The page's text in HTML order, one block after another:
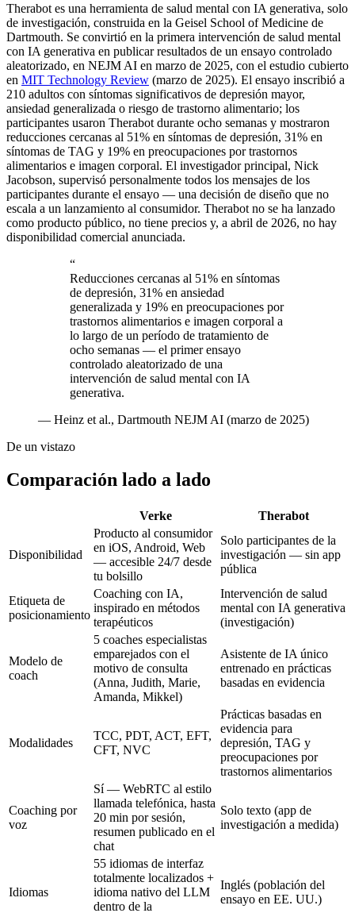
Therabot es una herramienta de salud mental con IA generativa, solo
de investigación, construida en la Geisel School of Medicine de
Dartmouth. Se convirtió en la primera intervención de salud mental
con IA generativa en publicar resultados de un ensayo controlado
aleatorizado, en NEJM AI en marzo de 2025, con el estudio cubierto
en MIT Technology Review (marzo de 2025). El ensayo inscribió a
210 adultos con síntomas significativos de depresión mayor,
ansiedad generalizada o riesgo de trastorno alimentario; los
participantes usaron Therabot durante ocho semanas y mostraron
reducciones cercanas al 51% en síntomas de depresión, 31% en
síntomas de TAG y 19% en preocupaciones por trastornos
alimentarios e imagen corporal. El investigador principal, Nick
Jacobson, supervisó personalmente todos los mensajes de los
participantes durante el ensayo — una decisión de diseño que no
escala a un lanzamiento al consumidor. Therabot no se ha lanzado
como producto público, no tiene precios y, a abril de 2026, no hay
disponibilidad comercial anunciada.
“
Reducciones cercanas al 51% en síntomas
de depresión, 31% en ansiedad
generalizada y 19% en preocupaciones por
trastornos alimentarios e imagen corporal a
lo largo de un período de tratamiento de
ocho semanas — el primer ensayo
controlado aleatorizado de una
intervención de salud mental con IA
generativa.
— Heinz et al., Dartmouth NEJM AI (marzo de 2025)
De un vistazo
Comparación lado a lado
Verke Therabot
Disponibilidad
Producto al consumidor
en iOS, Android, Web
— accesible 24/7 desde
tu bolsillo
Solo participantes de la
investigación — sin app
pública
Etiqueta de
posicionamiento
Coaching con IA,
inspirado en métodos
terapéuticos
Intervención de salud
mental con IA generativa
(investigación)
Modelo de
coach
5 coaches especialistas
emparejados con el
motivo de consulta
(Anna, Judith, Marie,
Amanda, Mikkel)
Asistente de IA único
entrenado en prácticas
basadas en evidencia
Modalidades
TCC, PDT, ACT, EFT,
CFT, NVC
Prácticas basadas en
evidencia para
depresión, TAG y
preocupaciones por
trastornos alimentarios
Coaching por
voz
Sí — WebRTC al estilo
llamada telefónica, hasta
20 min por sesión,
resumen publicado en el
chat
Solo texto (app de
investigación a medida)
Idiomas
55 idiomas de interfaz
totalmente localizados +
idioma nativo del LLM
dentro de la
Inglés (población del
ensayo en EE. UU.)